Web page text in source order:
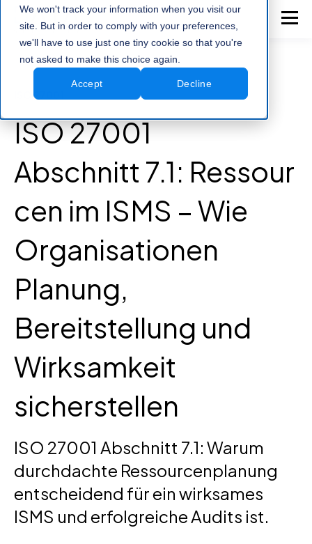
We won't track your information when you visit our
site. But in order to comply with your preferences,
we'll have to use just one tiny cookie so that you're
not asked to make this choice again.
Accept Decline
ISO 27001
ISO 27001
Abschnitt 7.1: Ressour
cen im ISMS – Wie
Organisationen
Planung,
Bereitstellung und
Wirksamkeit
sicherstellen
ISO 27001 Abschnitt 7.1: Warum
durchdachte Ressourcenplanung
entscheidend für ein wirksames
ISMS und erfolgreiche Audits ist.